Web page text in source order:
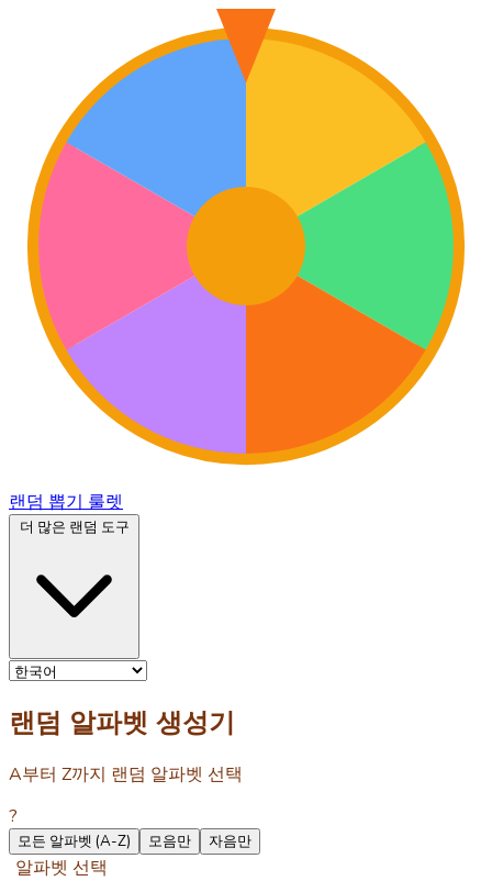
랜덤 뽑기 룰렛
랜덤 알파벳 생성기
A부터 Z까지 랜덤 알파벳 선택
?
모든 알파벳 (A-Z) 모음만 자음만
알파벳 선택